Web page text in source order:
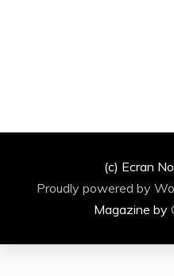
(c) Ecran
Proudly powered by
Magazine by